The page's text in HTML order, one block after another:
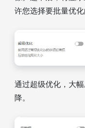
许您选择要批量优化
通过超级优化，大
降。